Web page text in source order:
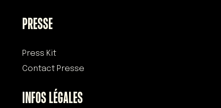
PRESSE
Press Kit
Contact Presse
INFOS LÉGALES